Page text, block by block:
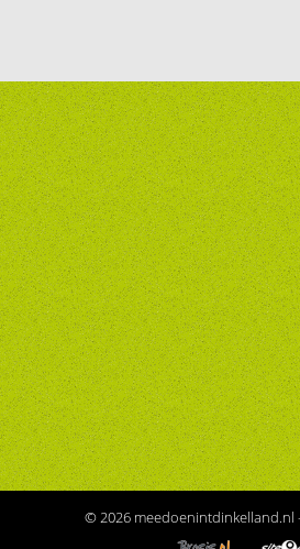
© 2026 meedoenintdinkelland.nl